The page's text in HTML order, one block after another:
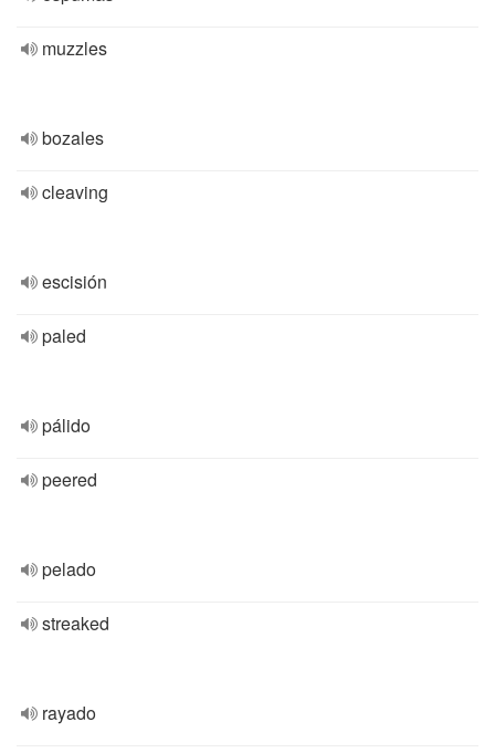
muzzles
bozales
cleaving
escisión
paled
pálido
peered
pelado
streaked
rayado